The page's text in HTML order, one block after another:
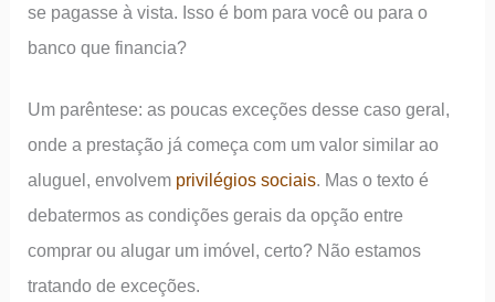
se pagasse à vista. Isso é bom para você ou para o
banco que financia?
Um parêntese: as poucas exceções desse caso geral,
onde a prestação já começa com um valor similar ao
aluguel, envolvem privilégios sociais. Mas o texto é
debatermos as condições gerais da opção entre
comprar ou alugar um imóvel, certo? Não estamos
tratando de exceções.